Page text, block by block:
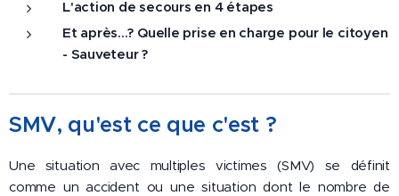
L'action de secours en 4 étapes
Et après...? Quelle prise en charge pour le citoyen
- Sauveteur ?
SMV, qu'est ce que c'est ?
Une situation avec multiples victimes (SMV) se définit
comme un accident ou une situation dont le nombre de